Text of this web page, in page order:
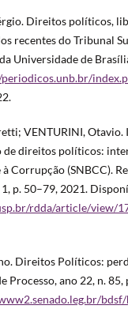
Direitos políticos,
recentes do Tribunal
Universidade de
VENTURINI,
de direitos políticos:
Corrupção (SNBCC).
p. 50–79, 2021.
rdda/article/view/
Direitos Políticos:
Processo, ano 22, n.